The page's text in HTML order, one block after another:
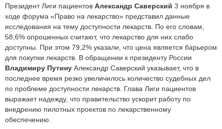
Президент Лиги пациентов Александр Саверский 3 ноября в
ходе форума «Право на лекарство» представил данные
исследования на тему доступности лекарств. По его словам,
58,6% опрошенных считают, что лекарство для них слабо
доступны. При этом 79,2% указали, что цена является барьером
для покупки лекарств. В обращении к президенту России
Владимиру Путину Александр Саверский указывает, что в
последнее время резко увеличилось количество судебных дел
по проблеме доступности лекарств. Глава Лиги пациентов
выражает надежду, что правительство ускорит работу по
внедрению пилотных проектов по лекарственному
обеспечению.